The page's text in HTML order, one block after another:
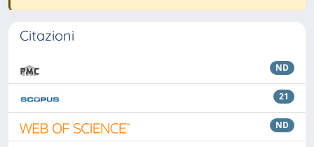
Citazioni
ND
21
ND